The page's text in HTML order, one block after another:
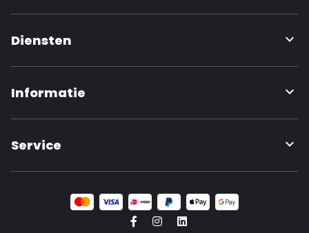
Diensten
Informatie
Service